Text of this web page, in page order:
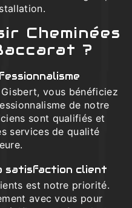
Cheminées
?
vous bénéficiez
de notre
sont qualifiés et
services de qualité
satisfaction client
est notre priorité.
avec vous pour